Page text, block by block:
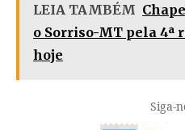
LEIA TAMBÉM
o Sorriso-MT pela 4ª
hoje
Siga-